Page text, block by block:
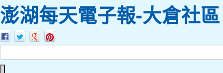
澎湖每天電子報-大倉社區